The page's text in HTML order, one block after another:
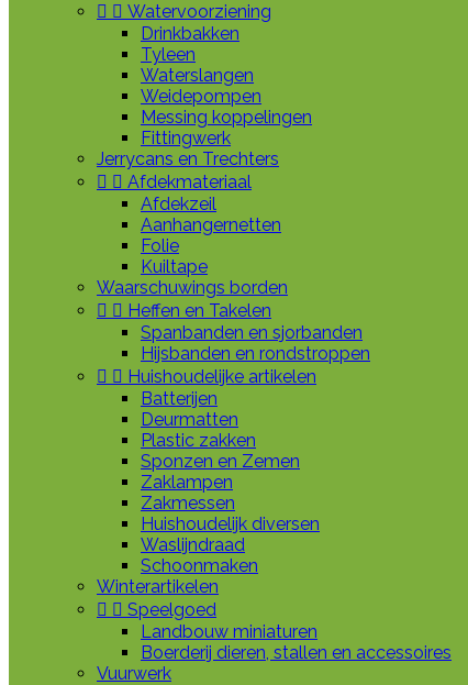
  Watervoorziening
Drinkbakken
Tyleen
Waterslangen
Weidepompen
Messing koppelingen
Fittingwerk
Jerrycans en Trechters
  Afdekmateriaal
Afdekzeil
Aanhangernetten
Folie
Kuiltape
Waarschuwings borden
  Heffen en Takelen
Spanbanden en sjorbanden
Hijsbanden en rondstroppen
  Huishoudelijke artikelen
Batterijen
Deurmatten
Plastic zakken
Sponzen en Zemen
Zaklampen
Zakmessen
Huishoudelijk diversen
Waslijndraad
Schoonmaken
Winterartikelen
  Speelgoed
Landbouw miniaturen
Boerderij dieren, stallen en accessoires
Vuurwerk